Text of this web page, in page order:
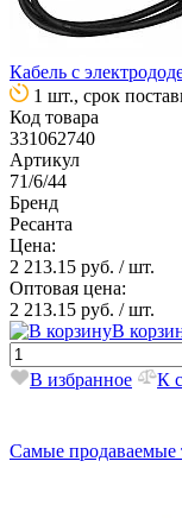
Кабель с
1 шт., срок
Код товара
331062740
Артикул
71/6/44
Бренд
Ресанта
Цена:
2 213.15 руб. / шт.
Оптовая цена:
2 213.15 руб. / шт.
В
В избранное К
Самые продаваемые